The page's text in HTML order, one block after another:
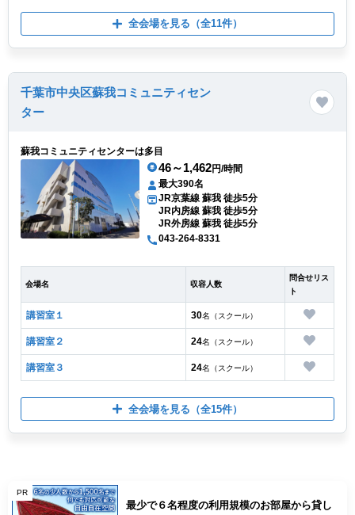
全会場を見る （全11件）
千葉市中央区蘇我コミュニティセン
ター
蘇我コミュニティセンターは多目
46～1,462円/時間
最大390名
JR京葉線 蘇我 徒歩5分
JR内房線 蘇我 徒歩5分
JR外房線 蘇我 徒歩5分
043-264-8331
会場名 収容人数
問合せリス
ト
講習室１ 30名（スクール）
講習室２ 24名（スクール）
講習室３ 24名（スクール）
全会場を見る （全15件）
PR
最少で６名程度の利用規模のお部屋から貸し